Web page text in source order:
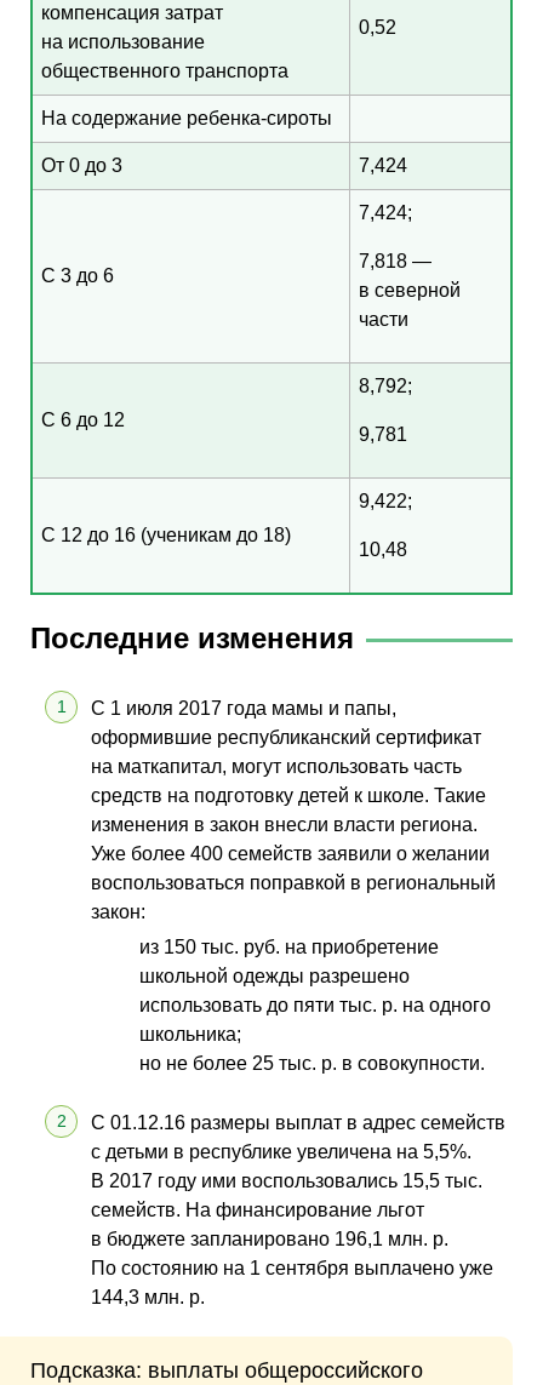
компенсация затрат
на использование
общественного транспорта
0,52
На содержание ребенка-сироты
От 0 до 3 7,424
С 3 до 6
7,424;
7,818 —
в северной
части
С 6 до 12
8,792;
9,781
С 12 до 16 (ученикам до 18)
9,422;
10,48
Последние изменения
С 1 июля 2017 года мамы и папы,
оформившие республиканский сертификат
на маткапитал, могут использовать часть
средств на подготовку детей к школе. Такие
изменения в закон внесли власти региона.
Уже более 400 семейств заявили о желании
воспользоваться поправкой в региональный
закон:
из 150 тыс. руб. на приобретение
школьной одежды разрешено
использовать до пяти тыс. р. на одного
школьника;
но не более 25 тыс. р. в совокупности.
С 01.12.16 размеры выплат в адрес семейств
с детьми в республике увеличена на 5,5%.
В 2017 году ими воспользовались 15,5 тыс.
семейств. На финансирование льгот
в бюджете запланировано 196,1 млн. р.
По состоянию на 1 сентября выплачено уже
144,3 млн. р.
Подсказка: выплаты общероссийского